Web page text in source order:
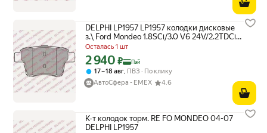
DELPHI LP1957 LP1957 колодки дисковые
з.\ Ford Mondeo 1.8SCi/3.0 V6 24V/2.2TDCi
03>
Осталась 1 шт
Цена с картой Яндекс Пэй 2940 ₽ вместо
2 940 ₽ Пэй
17 – 18 авг ПВЗ
По клику
АвтоСфера - ЕМЕХ
4.6
К-т колодок торм. RE FO MONDEO 04-07
DELPHI LP1957